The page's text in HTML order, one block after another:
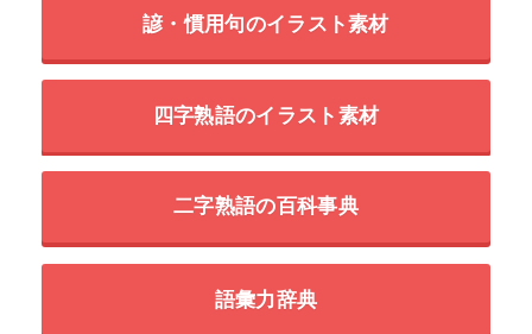
諺・慣用句のイラスト素材
四字熟語のイラスト素材
二字熟語の百科事典
語彙力辞典